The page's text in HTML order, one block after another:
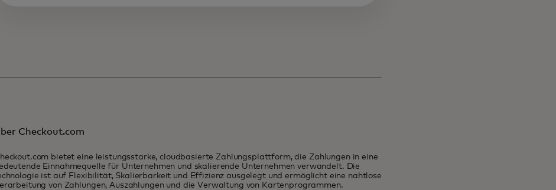
Checkout.com
bietet eine leistungsstarke, cloudbasierte Zahlungsplattform, die Zahlungen in eine
Einnahmequelle für Unternehmen und skalierende Unternehmen verwandelt. Die
ist auf Flexibilität, Skalierbarkeit und Effizienz ausgelegt und ermöglicht eine nahtlose
von Zahlungen, Auszahlungen und die Verwaltung von Kartenprogrammen.